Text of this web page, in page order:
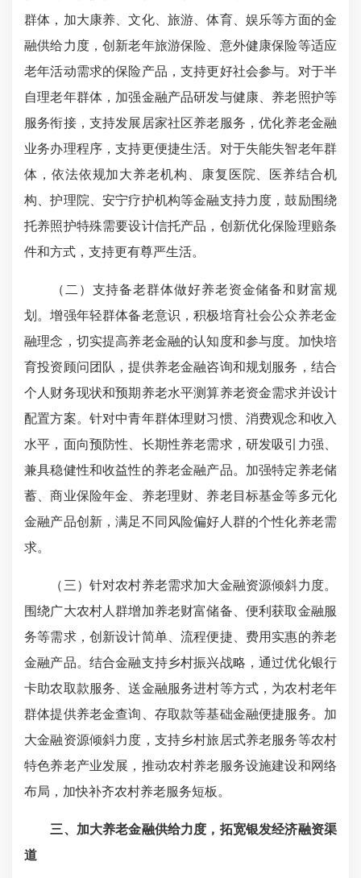
群体，加大康养、文化、旅游、体育、娱乐等方面的金
融供给力度，创新老年旅游保险、意外健康保险等适应
老年活动需求的保险产品，支持更好社会参与。对于半
自理老年群体，加强金融产品研发与健康、养老照护等
服务衔接，支持发展居家社区养老服务，优化养老金融
业务办理程序，支持更便捷生活。对于失能失智老年群
体，依法依规加大养老机构、康复医院、医养结合机
构、护理院、安宁疗护机构等金融支持力度，鼓励围绕
托养照护特殊需要设计信托产品，创新优化保险理赔条
件和方式，支持更有尊严生活。
（二）支持备老群体做好养老资金储备和财富规
划。增强年轻群体备老意识，积极培育社会公众养老金
融理念，切实提高养老金融的认知度和参与度。加快培
育投资顾问团队，提供养老金融咨询和规划服务，结合
个人财务现状和预期养老水平测算养老资金需求并设计
配置方案。针对中青年群体理财习惯、消费观念和收入
水平，面向预防性、长期性养老需求，研发吸引力强、
兼具稳健性和收益性的养老金融产品。加强特定养老储
蓄、商业保险年金、养老理财、养老目标基金等多元化
金融产品创新，满足不同风险偏好人群的个性化养老需
求。
（三）针对农村养老需求加大金融资源倾斜力度。
围绕广大农村人群增加养老财富储备、便利获取金融服
务等需求，创新设计简单、流程便捷、费用实惠的养老
金融产品。结合金融支持乡村振兴战略，通过优化银行
卡助农取款服务、送金融服务进村等方式，为农村老年
群体提供养老金查询、存取款等基础金融便捷服务。加
大金融资源倾斜力度，支持乡村旅居式养老服务等农村
特色养老产业发展，推动农村养老服务设施建设和网络
布局，加快补齐农村养老服务短板。
三、加大养老金融供给力度，拓宽银发经济融资渠
道